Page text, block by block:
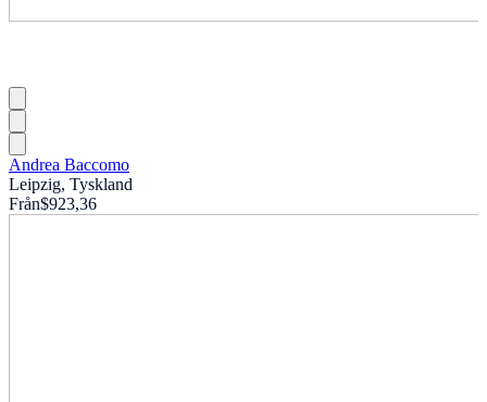
Andrea Baccomo
Leipzig, Tyskland
Från$923,36